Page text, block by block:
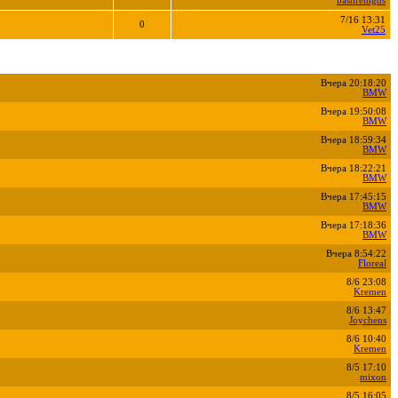
0
7/16 13:31
Vet25
Вчера 20:18:20
BMW
Вчера 19:50:08
BMW
Вчера 18:59:34
BMW
Вчера 18:22:21
BMW
Вчера 17:45:15
BMW
Вчера 17:18:36
BMW
Вчера 8:54:22
Floreal
8/6 23:08
Kremen
8/6 13:47
Joychens
8/6 10:40
Kremen
8/5 17:10
mixon
8/5 16:05